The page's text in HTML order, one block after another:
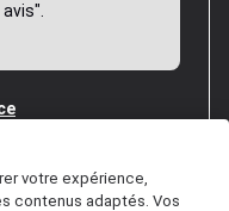
votre expérience,
contenus adaptés. Vos